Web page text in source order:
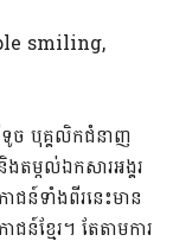
ទូច បុគ្គលិកជំនាញ
តម្កល់ឯកសារអង្គរ
ជន៍ទាំងពីរនេះមាន
ខ្មែរ។ តែតាមការ